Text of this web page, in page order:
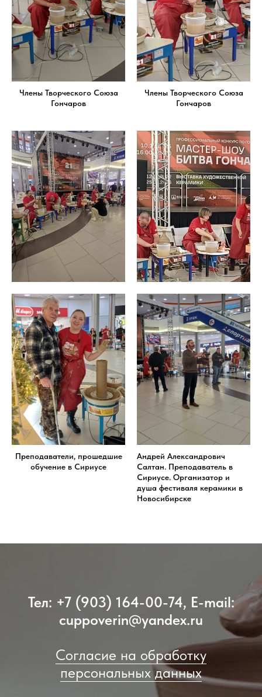
Члены Творческого Союза
Гончаров
Члены Творческого Союза
Гончаров
Преподаватели, прошедшие
обучение в Сириусе
Андрей Александрович
Салтан. Преподаватель в
Сириусе. Организатор и
душа фестиваля керамики в
Новосибирске
Тел: +7 (903) 164-00-74, E-mail:
cuppoverin@yandex.ru
Согласие на обработку
персональных данных